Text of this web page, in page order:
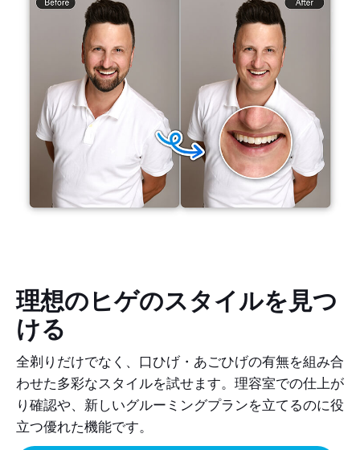
理想のヒゲのスタイルを見つ
ける
全剃りだけでなく、口ひげ・あごひげの有無を組み合
わせた多彩なスタイルを試せます。理容室での仕上が
り確認や、新しいグルーミングプランを立てるのに役
立つ優れた機能です。